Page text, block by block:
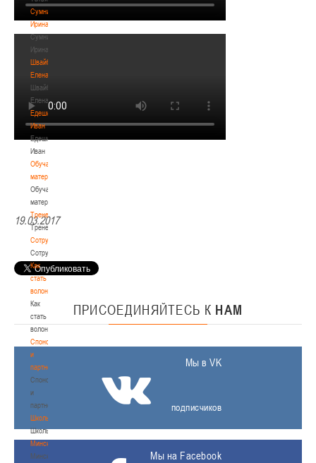
Сумникова
Ирина
Сумникова
Ирина
Швайбович
Елена
Швайбович
Елена
Едешко
Иван
Едешко
Иван
Обучающие
материалы
Обучающие
материалы
Тренерам
Тренерам
Сотрудничество
Сотрудничество
Как
стать
волонтером
Как
стать
волонтером
Спонсоры
и
партнеры
Спонсоры
и
партнеры
Школы
Школы
Минск
Минск
19.03.2017
ПРИСОЕДИНЯЙТЕСЬ К НАМ
Мы в VK
подписчиков
Мы на Facebook